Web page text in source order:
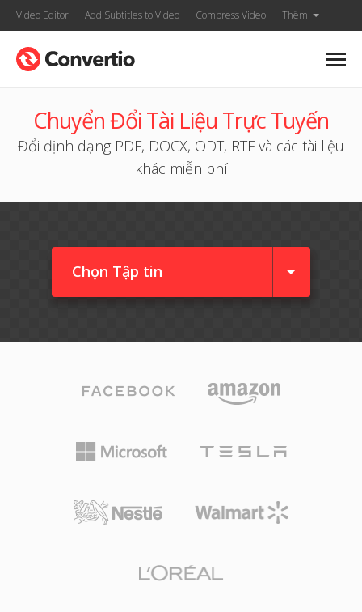
Video Editor Add Subtitles to Video Compress Video Thêm
Chuyển Đổi Tài Liệu Trực Tuyến
Đổi định dạng PDF, DOCX, ODT, RTF và các tài liệu
khác miễn phí
Chọn Tập tin